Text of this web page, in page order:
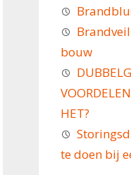
bouw
HET?
te doen bij